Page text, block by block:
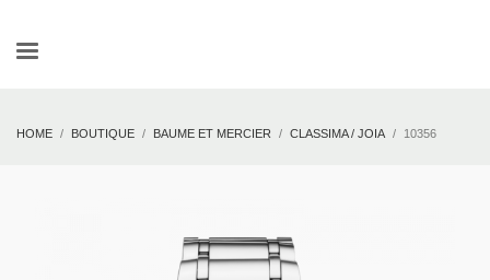
HOME BOUTIQUE BAUME ET MERCIER CLASSIMA / JOIA 10356